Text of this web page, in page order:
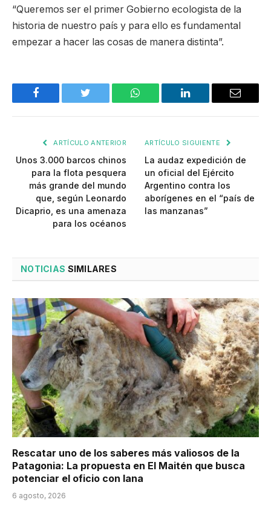
“Queremos ser el primer Gobierno ecologista de la
historia de nuestro país y para ello es fundamental
empezar a hacer las cosas de manera distinta”.
Facebook Twitter WhatsApp LinkedIn Email
ARTÍCULO ANTERIOR
Unos 3.000 barcos chinos
para la flota pesquera
más grande del mundo
que, según Leonardo
Dicaprio, es una amenaza
para los océanos
ARTÍCULO SIGUIENTE
La audaz expedición de
un oficial del Ejército
Argentino contra los
aborígenes en el “país de
las manzanas”
NOTICIAS SIMILARES
Rescatar uno de los saberes más valiosos de la
Patagonia: La propuesta en El Maitén que busca
potenciar el oficio con lana
6 agosto, 2026